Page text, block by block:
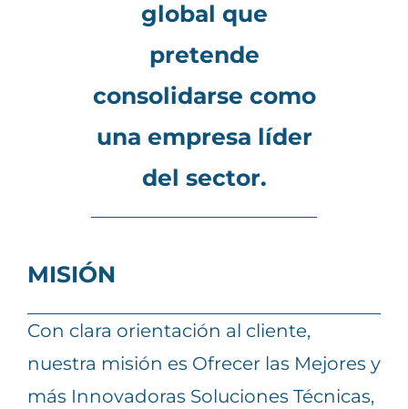
global que
pretende
consolidarse como
una empresa líder
del sector.
MISIÓN
Con clara orientación al cliente,
nuestra misión es Ofrecer las Mejores y
más Innovadoras Soluciones Técnicas,